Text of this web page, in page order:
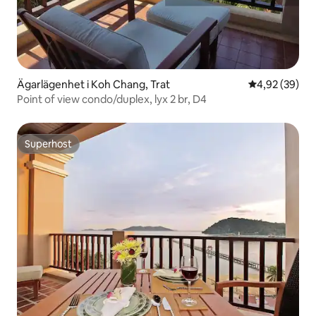
Ägarlägenhet i Koh Chang, Trat 4,92 av 5 i
4,92 (39)
Point of view condo/duplex, lyx 2 br, D4
Superhost
Superhost